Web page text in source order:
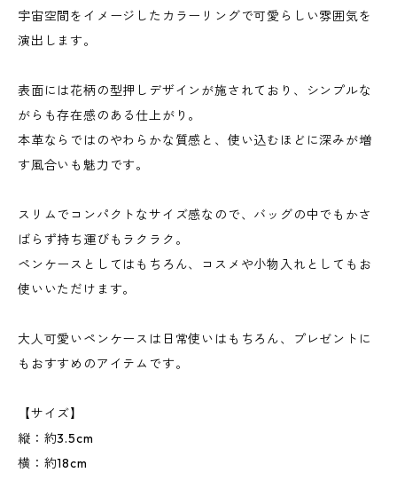
宇宙空間をイメージしたカラーリングで可愛らしい雰囲気を
演出します。
表面には花柄の型押しデザインが施されており、シンプルな
がらも存在感のある仕上がり。
本革ならではのやわらかな質感と、使い込むほどに深みが増
す風合いも魅力です。
スリムでコンパクトなサイズ感なので、バッグの中でもかさ
ばらず持ち運びもラクラク。
ペンケースとしてはもちろん、コスメや小物入れとしてもお
使いいただけます。
大人可愛いペンケースは日常使いはもちろん、プレゼントに
もおすすめのアイテムです。
【サイズ】
縦：約3.5cm
横：約18cm